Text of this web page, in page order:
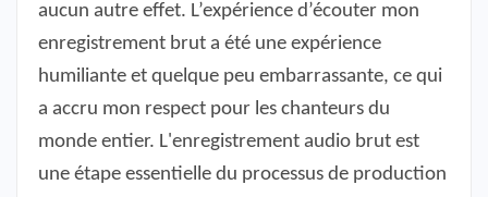
aucun autre effet. L’expérience d’écouter mon
enregistrement brut a été une expérience
humiliante et quelque peu embarrassante, ce qui
a accru mon respect pour les chanteurs du
monde entier. L'enregistrement audio brut est
une étape essentielle du processus de production